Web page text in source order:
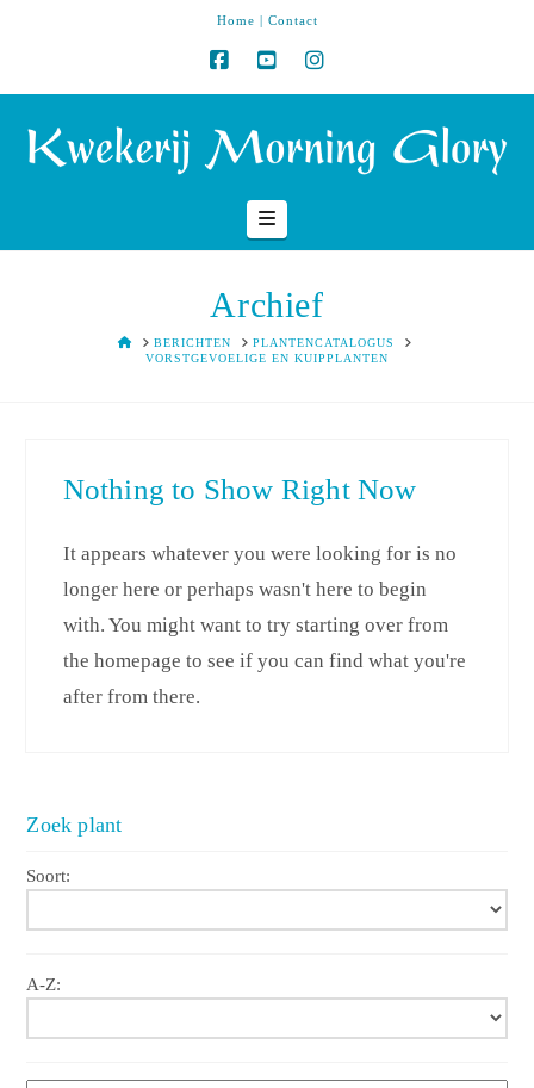
Home | Contact
Navigation
Archief
HOMEBERICHTEN
PLANTENCATALOGUS
VORSTGEVOELIGE EN KUIPPLANTEN
Nothing to Show Right Now
It appears whatever you were looking for is no
longer here or perhaps wasn't here to begin
with. You might want to try starting over from
the homepage to see if you can find what you're
after from there.
Zoek plant
Soort:
A-Z: